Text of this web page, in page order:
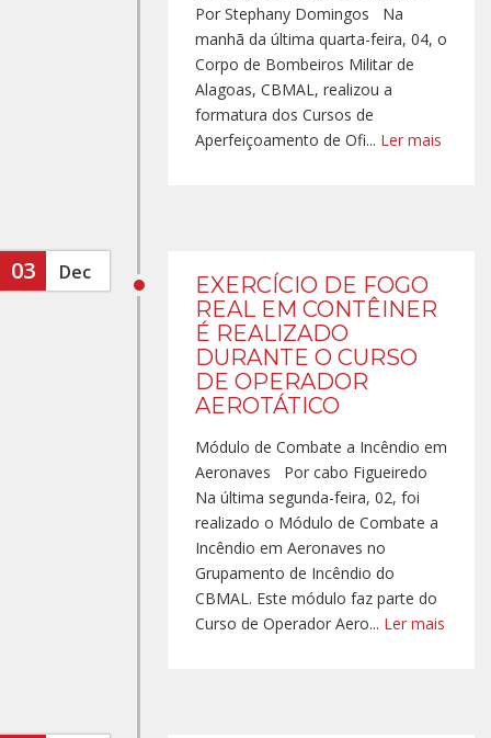
Por Stephany Domingos Na
manhã da última quarta-feira, 04, o
Corpo de Bombeiros Militar de
Alagoas, CBMAL, realizou a
formatura dos Cursos de
Aperfeiçoamento de Ofi... Ler mais
03 Dec
EXERCÍCIO DE FOGO
REAL EM CONTÊINER
É REALIZADO
DURANTE O CURSO
DE OPERADOR
AEROTÁTICO
Módulo de Combate a Incêndio em
Aeronaves Por cabo Figueiredo
Na última segunda-feira, 02, foi
realizado o Módulo de Combate a
Incêndio em Aeronaves no
Grupamento de Incêndio do
CBMAL. Este módulo faz parte do
Curso de Operador Aero... Ler mais